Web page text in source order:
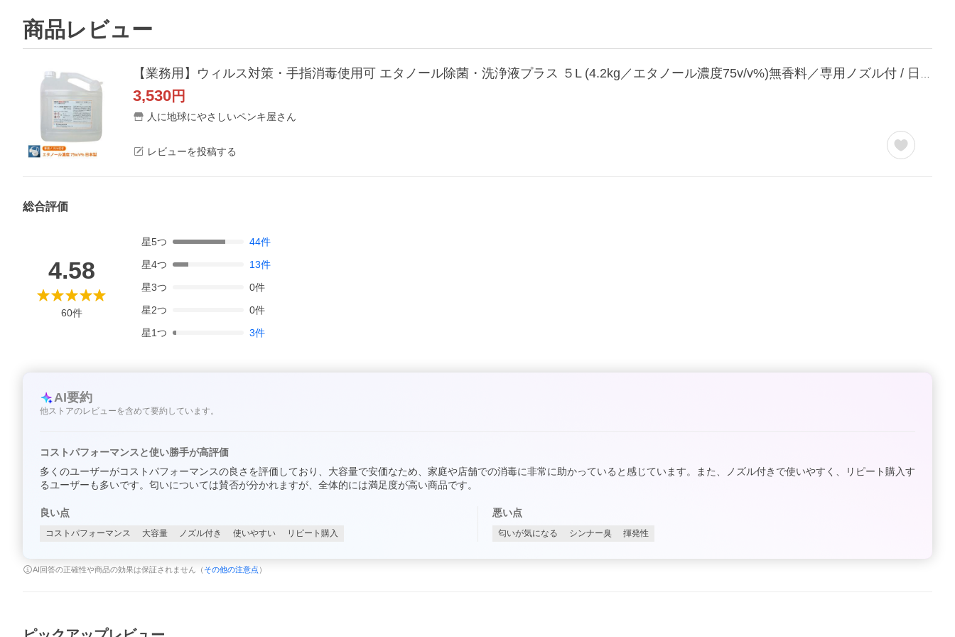
商品レビュー
3,530円
人に地球にやさしいペンキ屋さん
レビューを投稿する
総合評価
4.58
60件
星5つ 44件
星4つ 13件
星3つ 0件
星2つ 0件
星1つ 3件
AI要約
他ストアのレビューを含めて要約しています。
コストパフォーマンスと使い勝手が高評価
多くのユーザーがコストパフォーマンスの良さを評価しており、大容量で安価なため、家庭や店舗での消毒に非常に助かっていると感じています。また、ノズル付きで使いやすく、リピート購入す
るユーザーも多いです。匂いについては賛否が分かれますが、全体的には満足度が高い商品です。
良い点
コストパフォーマンス 大容量 ノズル付き 使いやすい リピート購入
悪い点
匂いが気になる シンナー臭 揮発性
AI回答の正確性や商品の効果は保証されません（ その他の注意点 ）